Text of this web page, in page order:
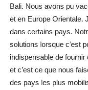
Bali. Nous avons pu
et en Europe Orientale.
dans certains pays.
solutions lorsque c’est
indispensable de
et c’est ce que nous
des pays les plus